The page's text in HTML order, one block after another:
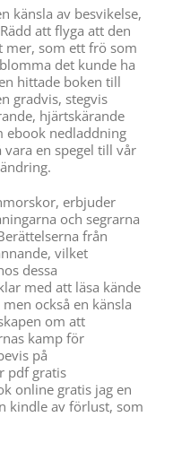
känsla av besvikelse,
att flyga att den
mer, som ett frö som
det kunde ha
hittade boken till
gradvis, stegvis
hjärtskärande
ebook nedladdning
vara en spegel till vår
erbjuder
och segrarna
från
vilket
dessa
med att läsa kände
också en känsla
om att
kamp för
på
pdf gratis
online gratis jag en
kindle av förlust, som